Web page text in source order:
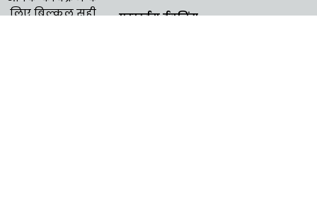
लिए बिल्कुल सही
एम्स्टर्डम ईवनिंग